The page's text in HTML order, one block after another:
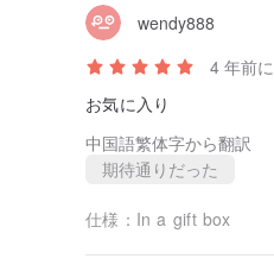
wendy888
4 年前に
お気に入り
中国語繁体字から翻訳
期待通りだった
仕様： In a gift box